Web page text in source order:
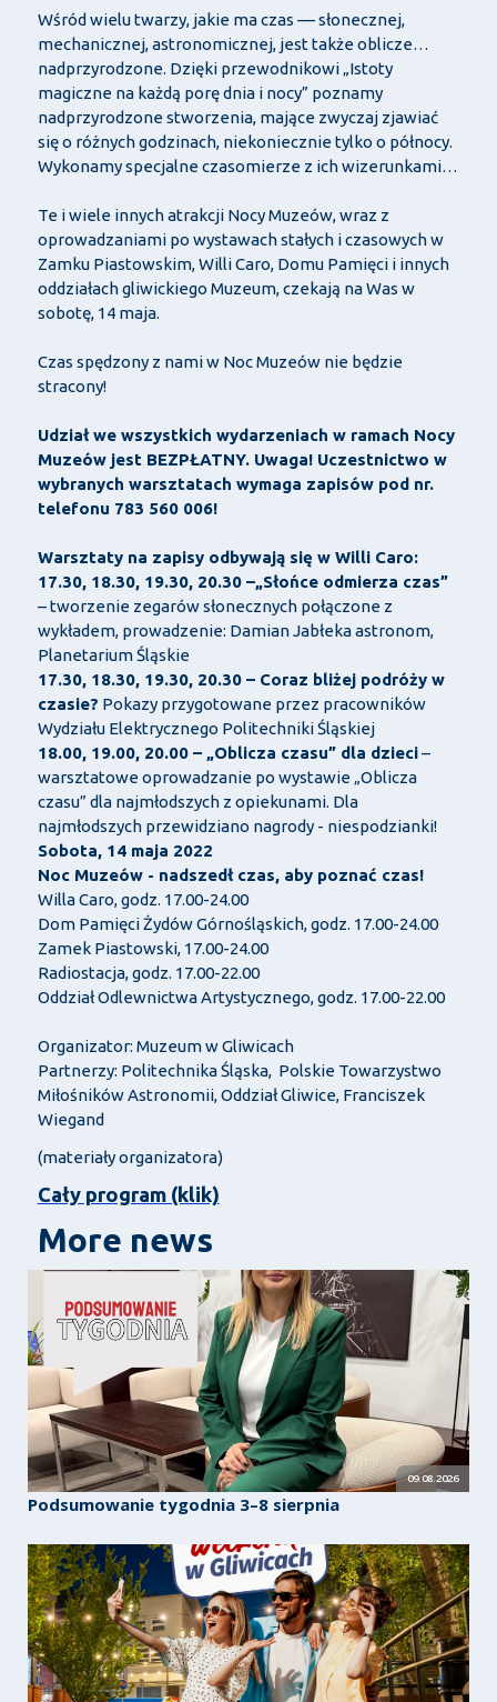
Wśród wielu twarzy, jakie ma czas –– słonecznej,
mechanicznej, astronomicznej, jest także oblicze…
nadprzyrodzone. Dzięki przewodnikowi „Istoty
magiczne na każdą porę dnia i nocy” poznamy
nadprzyrodzone stworzenia, mające zwyczaj zjawiać
się o różnych godzinach, niekoniecznie tylko o północy.
Wykonamy specjalne czasomierze z ich wizerunkami…
Te i wiele innych atrakcji Nocy Muzeów, wraz z
oprowadzaniami po wystawach stałych i czasowych w
Zamku Piastowskim, Willi Caro, Domu Pamięci i innych
oddziałach gliwickiego Muzeum, czekają na Was w
sobotę, 14 maja.
Czas spędzony z nami w Noc Muzeów nie będzie
stracony!
Udział we wszystkich wydarzeniach w ramach Nocy
Muzeów jest BEZPŁATNY. Uwaga! Uczestnictwo w
wybranych warsztatach wymaga zapisów pod nr.
telefonu 783 560 006!
Warsztaty na zapisy odbywają się w Willi Caro:
17.30, 18.30, 19.30, 20.30 –„Słońce odmierza czas”
– tworzenie zegarów słonecznych połączone z
wykładem, prowadzenie: Damian Jabłeka astronom,
Planetarium Śląskie
17.30, 18.30, 19.30, 20.30 – Coraz bliżej podróży w
czasie? Pokazy przygotowane przez pracowników
Wydziału Elektrycznego Politechniki Śląskiej
18.00, 19.00, 20.00 – „Oblicza czasu” dla dzieci–
warsztatowe oprowadzanie po wystawie „Oblicza
czasu” dla najmłodszych z opiekunami. Dla
najmłodszych przewidziano nagrody - niespodzianki!
Sobota, 14 maja 2022
Noc Muzeów - nadszedł czas, aby poznać czas!
Willa Caro, godz. 17.00-24.00
Dom Pamięci Żydów Górnośląskich, godz. 17.00-24.00
Zamek Piastowski, 17.00-24.00
Radiostacja, godz. 17.00-22.00
Oddział Odlewnictwa Artystycznego, godz. 17.00-22.00
Organizator: Muzeum w Gliwicach
Partnerzy: Politechnika Śląska, Polskie Towarzystwo
Miłośników Astronomii, Oddział Gliwice, Franciszek
Wiegand
(materiały organizatora)
Cały program (klik)
More news
09.08.2026
Podsumowanie tygodnia 3–8 sierpnia